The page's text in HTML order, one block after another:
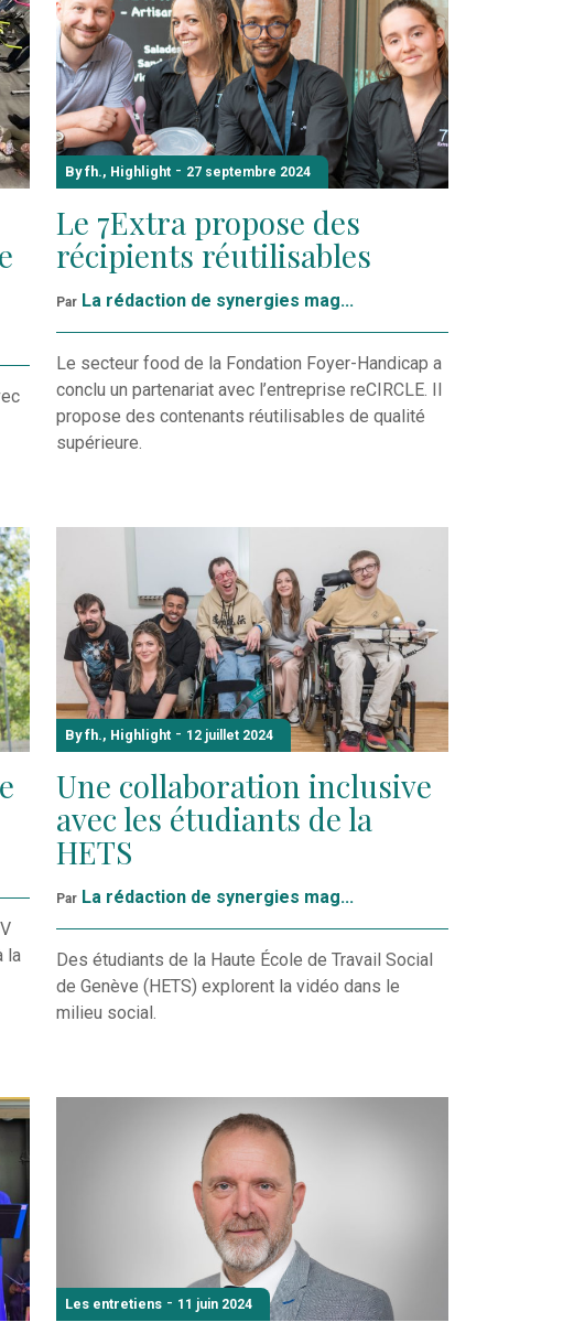
By fh., Highlight - 27 septembre 2024
Le 7Extra propose des
récipients réutilisables
Par La rédaction de synergies mag...
Le secteur food de la Fondation Foyer-Handicap a
conclu un partenariat avec l’entreprise reCIRCLE. Il
propose des contenants réutilisables de qualité
supérieure.
la
By fh., Highlight - 12 juillet 2024
Une collaboration inclusive
avec les étudiants de la
HETS
Par La rédaction de synergies mag...
Des étudiants de la Haute École de Travail Social
de Genève (HETS) explorent la vidéo dans le
milieu social.
Les entretiens - 11 juin 2024